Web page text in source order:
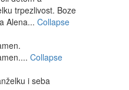
trpezlivost. Boze
Alena... Collapse
Collapse
i seba